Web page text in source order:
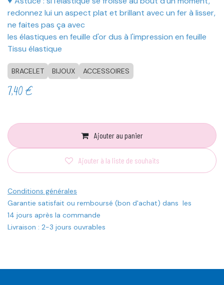
redonnez lui un aspect plat et brillant avec un fer à lisser,
ne faites pas ça avec
les élastiques en feuille d'or dus à l'impression en feuille
Tissu élastique
BRACELET BIJOUX ACCESSOIRES
7,40€
Ajouter au panier
Ajouter à la liste de souhaits
Conditions générales
Garantie satisfait ou remboursé (bon d'achat) dans les
14 jours après la commande
Livraison : 2-3 jours ouvrables